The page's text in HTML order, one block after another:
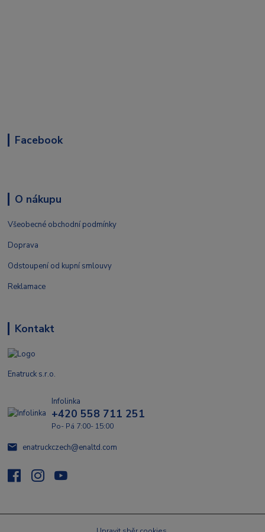
Facebook
O nákupu
Všeobecné obchodní podmínky
Doprava
Odstoupení od kupní smlouvy
Reklamace
Kontakt
Enatruck s.r.o.
Infolinka
+420 558 711 251
Po- Pá 7:00- 15:00
enatruckczech@enaltd.com